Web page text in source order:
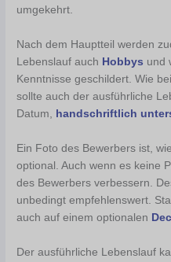
umgekehrt.
Nach dem Hauptteil werden
Lebenslauf auch Hobbys und
Kenntnisse geschildert. Wie
sollte auch der ausführliche
Datum, handschriftlich
Ein Foto des Bewerbers ist,
optional. Auch wenn es keine
des Bewerbers verbessern.
unbedingt empfehlenswert.
auch auf einem optionalen
Der ausführliche Lebenslauf